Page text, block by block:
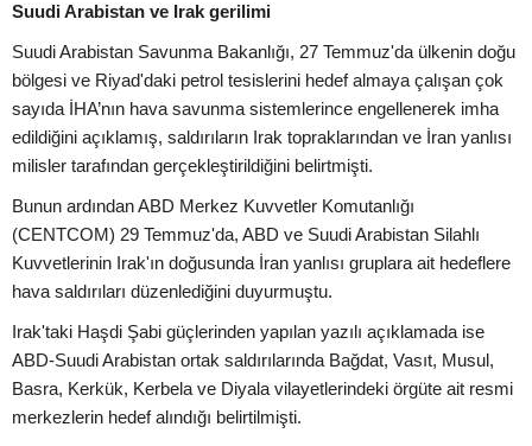
Suudi Arabistan ve Irak gerilimi
Suudi Arabistan Savunma Bakanlığı, 27 Temmuz'da ülkenin doğu
bölgesi ve Riyad'daki petrol tesislerini hedef almaya çalışan çok
sayıda İHA’nın hava savunma sistemlerince engellenerek imha
edildiğini açıklamış, saldırıların Irak topraklarından ve İran yanlısı
milisler tarafından gerçekleştirildiğini belirtmişti.
Bunun ardından ABD Merkez Kuvvetler Komutanlığı
(CENTCOM) 29 Temmuz'da, ABD ve Suudi Arabistan Silahlı
Kuvvetlerinin Irak'ın doğusunda İran yanlısı gruplara ait hedeflere
hava saldırıları düzenlediğini duyurmuştu.
Irak'taki Haşdi Şabi güçlerinden yapılan yazılı açıklamada ise
ABD-Suudi Arabistan ortak saldırılarında Bağdat, Vasıt, Musul,
Basra, Kerkük, Kerbela ve Diyala vilayetlerindeki örgüte ait resmi
merkezlerin hedef alındığı belirtilmişti.